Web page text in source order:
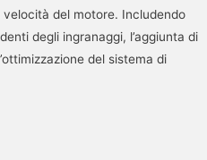
del motore. Includendo
degli ingranaggi, l’aggiunta di
del sistema di